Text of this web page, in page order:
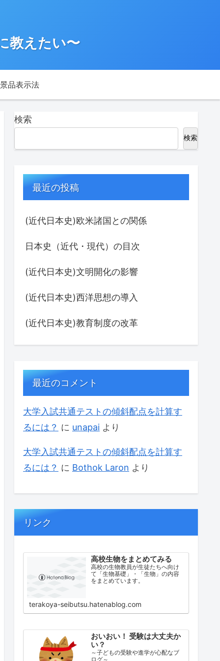
教えたい〜
景品表示法
検索
検索
最近の投稿
(近代日本史)欧米諸国との関係
日本史（近代・現代）の目次
(近代日本史)文明開化の影響
(近代日本史)西洋思想の導入
(近代日本史)教育制度の改革
最近のコメント
大学入試共通テストの傾斜配点を計算す
るには？ に unapai より
大学入試共通テストの傾斜配点を計算す
るには？ に Bothok Laron より
リンク
高校生物をまとめてみる
高校の生物教員が生徒たちへ向け
て「生物基礎」・「生物」の内容
をまとめています。
terakoya-seibutsu.hatenablog.com
おいおい！ 受験は大丈夫か
い？
～子どもの受験や進学が心配なブ
ログ～